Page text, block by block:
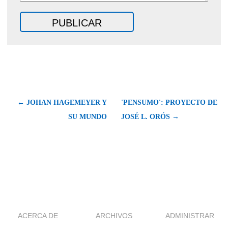
← JOHAN HAGEMEYER Y
SU MUNDO
'PENSUMO': PROYECTO DE
JOSÉ L. ORÓS →
ACERCA DE ARCHIVOS ADMINISTRAR